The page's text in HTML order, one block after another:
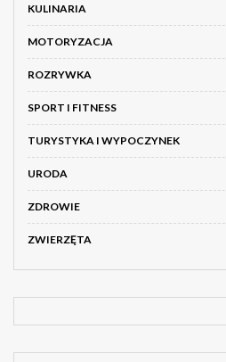
KULINARIA
MOTORYZACJA
ROZRYWKA
SPORT I FITNESS
TURYSTYKA I WYPOCZYNEK
URODA
ZDROWIE
ZWIERZĘTA